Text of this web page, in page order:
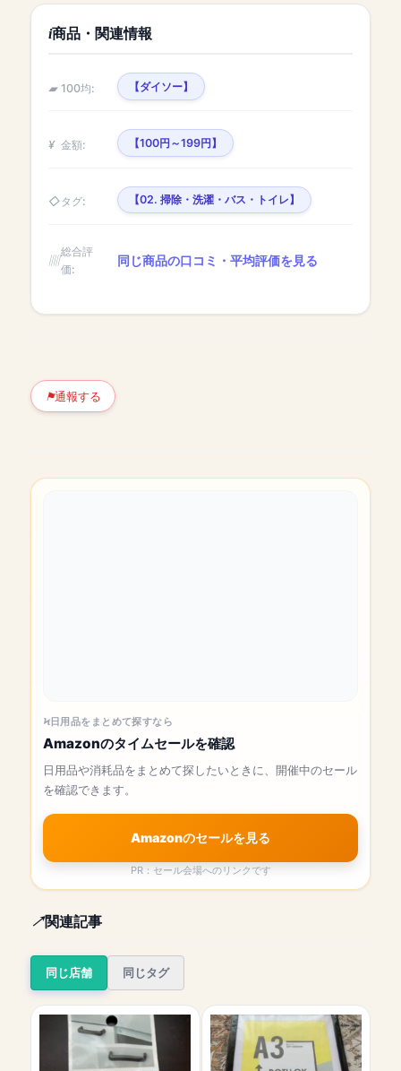
商品・関連情報
100均: 【ダイソー】
金額: 【100円～199円】
タグ: 【02. 掃除・洗濯・バス・トイレ】
総合評
価:
同じ商品の口コミ・平均評価を見る
通報する
日用品をまとめて探すなら
Amazonのタイムセールを確認
日用品や消耗品をまとめて探したいときに、開催中のセール
を確認できます。
Amazonのセールを見る
PR：セール会場へのリンクです
関連記事
同じ店舗 同じタグ